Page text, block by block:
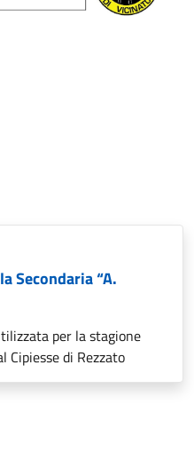
Secondaria “A.
per la stagione
Cipiesse di Rezzato